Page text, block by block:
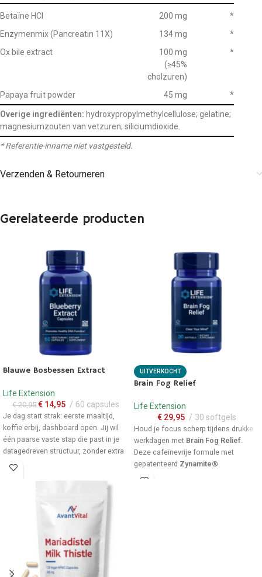
Betaïne HCl 200 mg
*
Enzymenmix (Pancreatin 11X)
134 mg
*
Ox bile extract
100 mg
(≥45%
cholzuren)
*
Papaya fruit powder 45 mg *
Overige ingrediënten: hydroxypropylmethylcellulose; gelatine;
magnesiumzouten van vetzuren; siliciumdioxide.
* Referentie-inname niet vastgesteld.
Verzenden & Retourneren
Gerelateerde producten
-29%
Blauwe Bosbessen Extract
Life Extension
€20,95 €14,95 60 capsules
Je dag start strak: eerste maaltijd,
koffie erbij, dashboard open. Jij wil
één paarse vaste stap die past in je
datagedreven structuur, zonder extra
denkwerk.
Eén capsulevormige vaste stap
bij je eerste maaltijd, zodat je
Paarse basisvoor je
bosbessenextract als simpele,
consistente input.
Geen gedoe met sap of verse
UITVERKOCHT
Brain Fog Relief
Life Extension
€29,95 30 softgels
Houd je focus scherp tijdens drukke
werkdagen met Brain Fog Relief
Deze cafeïnevrije formule met
gepatenteerd Zynamite®
ondersteunt de mentale energie*